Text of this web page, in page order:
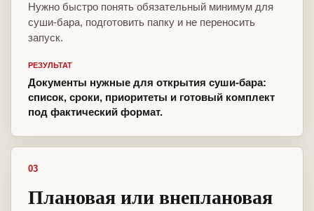
Нужно быстро понять обязательный минимум для
суши-бара, подготовить папку и не переносить
запуск.
РЕЗУЛЬТАТ
Документы нужные для открытия суши-бара:
список, сроки, приоритеты и готовый комплект
под фактический формат.
03
Плановая или внеплановая